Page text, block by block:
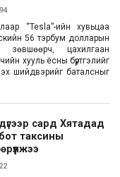
“Tesla”-ийн хувьцаа
56 тэрбум долларын
зөвшөөрч, цахилгаан
хууль ёсны бүртгэлийг
шийдвэрийг баталсныг
сард Хятадад
таксины